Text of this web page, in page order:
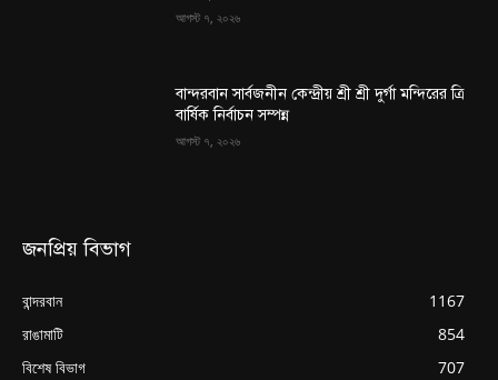
আগস্ট ৭, ২০২৬
বান্দরবান সার্বজনীন কেন্দ্রীয় শ্রী শ্রী দুর্গা মন্দিরের ত্রি
বার্ষিক নির্বাচন সম্পন্ন
আগস্ট ৭, ২০২৬
জনপ্রিয় বিভাগ
বান্দরবান
1167
রাঙামাটি
854
বিশেষ বিভাগ
707